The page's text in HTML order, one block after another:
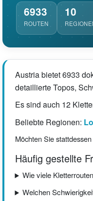
6933
ROUTEN
10
Austria bietet 6933
detaillierte Topos,
Es sind auch 12
Beliebte Regionen:
Möchten Sie
Häufig gestellte
Wie viele
Welchen